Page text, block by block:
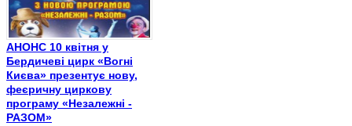
АНОНС 10 квітня у
Бердичеві цирк «Вогні
Києва» презентує нову,
феєричну циркову
програму «Незалежні -
РАЗОМ»